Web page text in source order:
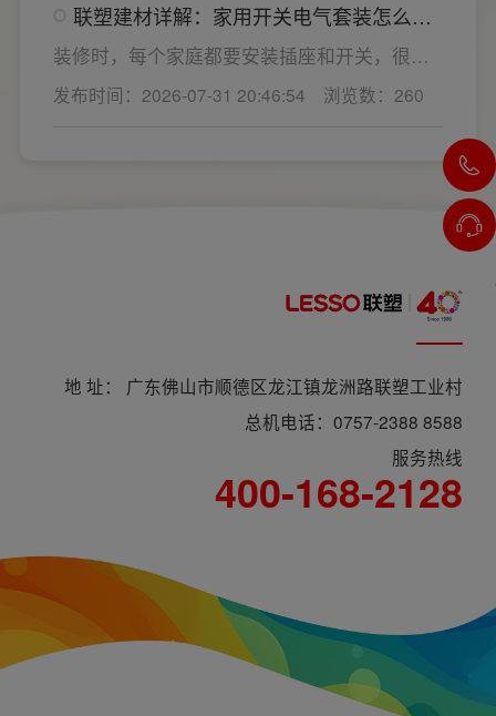
关键。如果装修时开关、插座的数量设置不
够，或者开关、插座的位置设置不合理，会给
今后的日常生活带来诸多不便，甚至留下安全
隐患。 所以装修前一定要精心规划开关、插座
联塑建材详解：家用开关电气套装怎么
选，开关插座怎么安装更安全
装修时，每个家庭都要安装插座和开关，很多
业主在挑选家用开关电气套装之后，并不清楚
插座、开关合理的离地高度以及规范的安装方
发布时间：2026-07-31 20:46:54 浏览数：260
地 址： 广东佛山市顺德区龙江镇龙洲路联塑工业村
总机电话：0757-2388 8588
服务热线
400-168-2128